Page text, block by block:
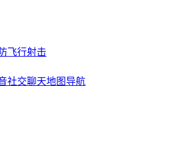
飞行射击
社交聊天地图导航